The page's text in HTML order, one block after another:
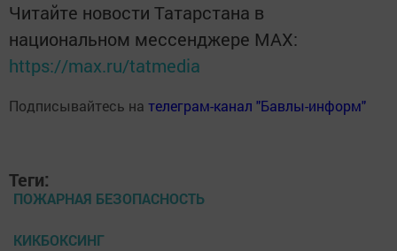
Читайте новости Татарстана в
национальном мессенджере MАХ:
https://max.ru/tatmedia
Подписывайтесь на телеграм-канал "Бавлы-информ"
Теги:
ПОЖАРНАЯ БЕЗОПАСНОСТЬ
КИКБОКСИНГ